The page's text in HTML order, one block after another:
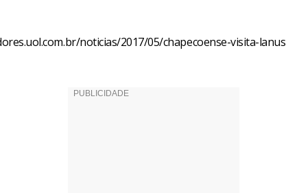
noticias/2017/05/chapecoense-visita-lanus